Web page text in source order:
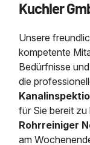
Saugbagger /
Heizung /
Tiefbau
Unternehmen
Kuchler
Unsere
kompetente
Bedürfnisse
die
für Sie bereit zu
Rohrreiniger
am